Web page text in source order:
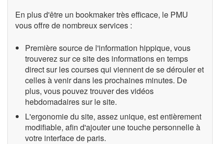
En plus d'être un bookmaker très efficace, le PMU
vous offre de nombreux services :
Première source de l'information hippique, vous
trouverez sur ce site des informations en temps
direct sur les courses qui viennent de se dérouler et
celles à venir dans les prochaines minutes. De
plus, vous pouvez trouver des vidéos
hebdomadaires sur le site.
L'ergonomie du site, assez unique, est entièrement
modifiable, afin d'ajouter une touche personnelle à
votre interface de paris.